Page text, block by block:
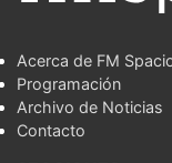
Acerca de FM
Programación
Archivo de Noticias
Contacto